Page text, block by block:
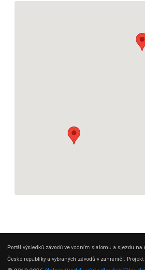
Portál výsledků závodů ve vodním slalomu a sjezdu na
České republiky a vybraných závodů v zahraničí.